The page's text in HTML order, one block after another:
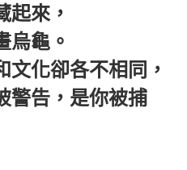
起來，
烏龜。
文化卻各不相同，
警告，是你被捕